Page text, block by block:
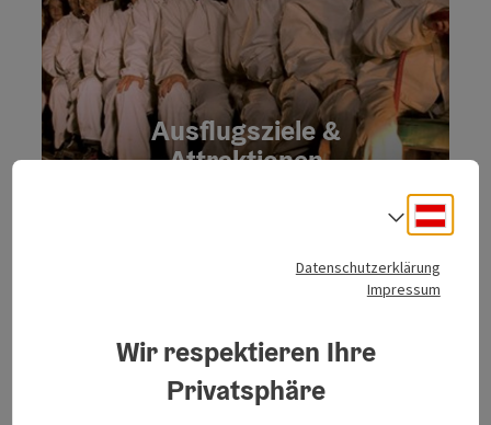
Ausflugsziele &
Attraktionen
Datenschutzerklärung
Impressum
Wir respektieren Ihre
Privatsphäre